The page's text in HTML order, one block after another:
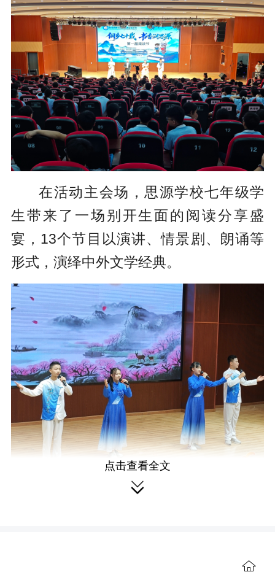
在活动主会场，思源学校七年级学
生带来了一场别开生面的阅读分享盛
宴，13个节目以演讲、情景剧、朗诵等
形式，演绎中外文学经典。
2506班的同学们率先登台，通过集
的片段，真挚的表演让不少观众动容。
点击查看全文
